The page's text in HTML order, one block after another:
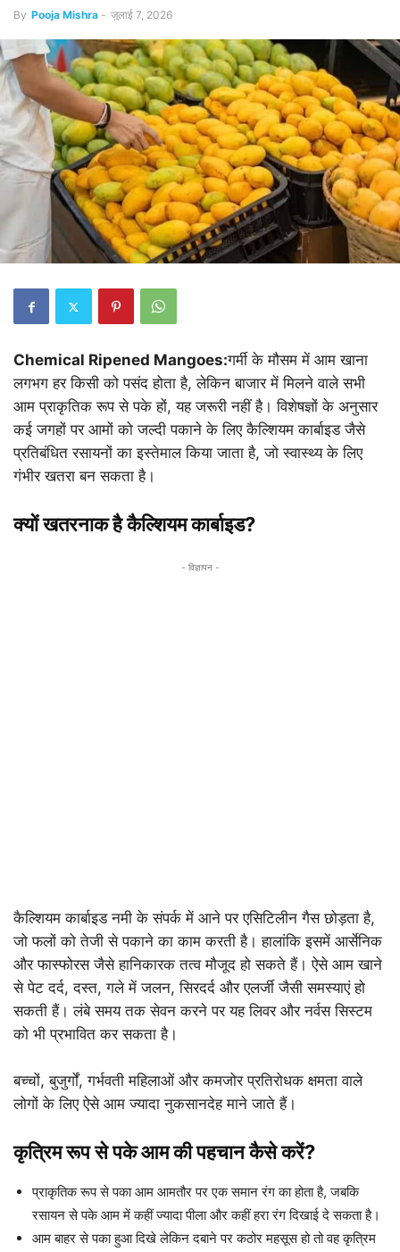
By Pooja Mishra - जुलाई 7, 2026
Chemical Ripened Mangoes:गर्मी के मौसम में आम खाना
लगभग हर किसी को पसंद होता है, लेकिन बाजार में मिलने वाले सभी
आम प्राकृतिक रूप से पके हों, यह जरूरी नहीं है। विशेषज्ञों के अनुसार
कई जगहों पर आमों को जल्दी पकाने के लिए कैल्शियम कार्बाइड जैसे
प्रतिबंधित रसायनों का इस्तेमाल किया जाता है, जो स्वास्थ्य के लिए
गंभीर खतरा बन सकता है।
क्यों खतरनाक है कैल्शियम कार्बाइड?
- विज्ञापन -
कैल्शियम कार्बाइड नमी के संपर्क में आने पर एसिटिलीन गैस छोड़ता है,
जो फलों को तेजी से पकाने का काम करती है। हालांकि इसमें आर्सेनिक
और फास्फोरस जैसे हानिकारक तत्व मौजूद हो सकते हैं। ऐसे आम खाने
से पेट दर्द, दस्त, गले में जलन, सिरदर्द और एलर्जी जैसी समस्याएं हो
सकती हैं। लंबे समय तक सेवन करने पर यह लिवर और नर्वस सिस्टम
को भी प्रभावित कर सकता है।
बच्चों, बुजुर्गों, गर्भवती महिलाओं और कमजोर प्रतिरोधक क्षमता वाले
लोगों के लिए ऐसे आम ज्यादा नुकसानदेह माने जाते हैं।
कृत्रिम रूप से पके आम की पहचान कैसे करें?
प्राकृतिक रूप से पका आम आमतौर पर एक समान रंग का होता है, जबकि
रसायन से पके आम में कहीं ज्यादा पीला और कहीं हरा रंग दिखाई दे सकता है।
आम बाहर से पका हुआ दिखे लेकिन दबाने पर कठोर महसूस हो तो वह कृत्रिम